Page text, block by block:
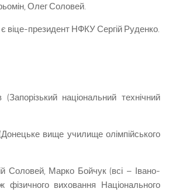
Олег Соловей.
є віце-президент НФКУ Сергій Руденко.
національний технічний
вище училище олімпійського
Соловей, Марко Бойчук (всі – Івано-
фізичного виховання Національного